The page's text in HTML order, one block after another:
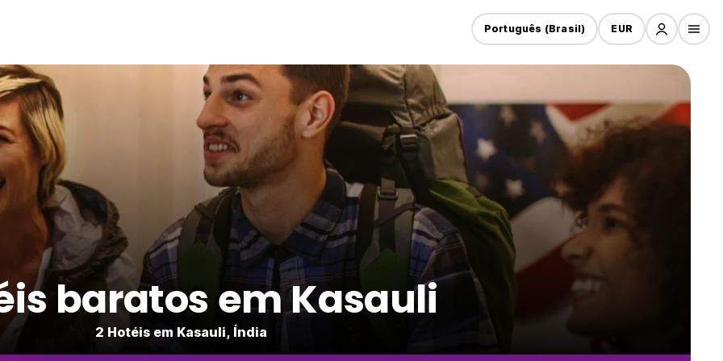
Português (Brasil) EUR
baratos em Kasauli
2 Hotéis em Kasauli, Índia